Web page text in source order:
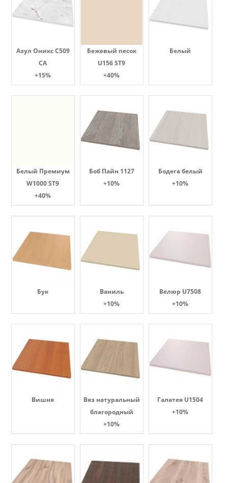
Азул Оникс С509
СА
+15%
Бежевый песок
U156 ST9
+40%
Белый
Белый Премиум
W1000 ST9
+40%
Боб Пайн 1127
+10%
Бодега белый
+10%
Бук
Ваниль
+10%
Велюр U7508
+10%
Вишня
Вяз натуральный
благородный
+10%
Галатея U1504
+10%